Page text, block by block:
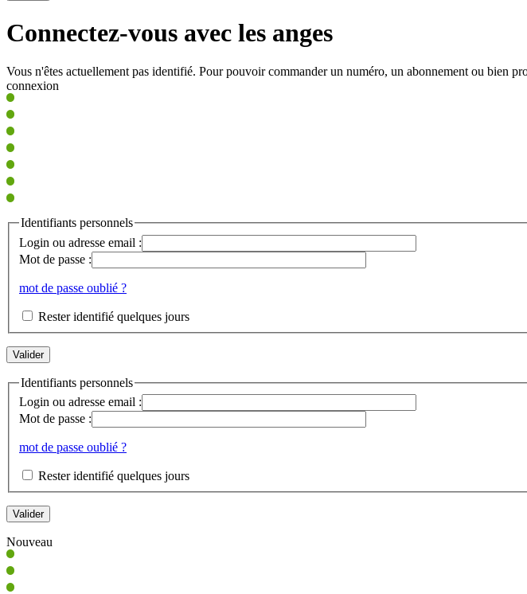
Connectez-vous avec les anges
Vous n'êtes actuellement pas identifié. Pour pouvoir commander un numéro, un abonnement ou bien
connexion
Identifiants personnels
Login ou adresse email :
Mot de passe :
mot de passe oublié ?
Rester identifié quelques jours
Identifiants personnels
Login ou adresse email :
Mot de passe :
mot de passe oublié ?
Rester identifié quelques jours
Nouveau